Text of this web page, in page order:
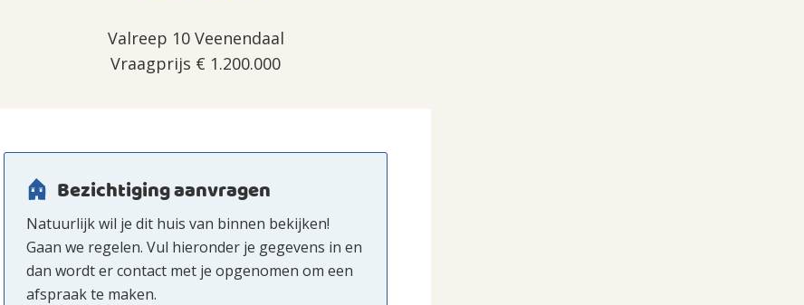
Valreep 10 Veenendaal
Vraagprijs € 1.200.000
Bezichtiging aanvragen
Natuurlijk wil je dit huis van binnen bekijken!
Gaan we regelen. Vul hieronder je gegevens in en
dan wordt er contact met je opgenomen om een
afspraak te maken.